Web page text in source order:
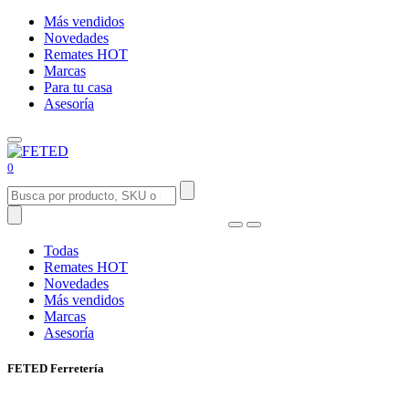
Más vendidos
Novedades
Remates HOT
Marcas
Para tu casa
Asesoría
0
Todas
Remates HOT
Novedades
Más vendidos
Marcas
Asesoría
FETED Ferretería